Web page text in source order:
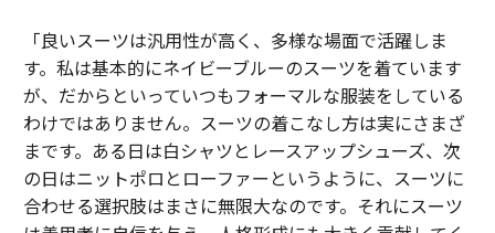
「良いスーツは汎用性が高く、多様な場面で活躍しま
す。私は基本的にネイビーブルーのスーツを着ています
が、だからといっていつもフォーマルな服装をしている
わけではありません。スーツの着こなし方は実にさまざ
まです。ある日は白シャツとレースアップシューズ、次
の日はニットポロとローファーというように、スーツに
合わせる選択肢はまさに無限大なのです。それにスーツ